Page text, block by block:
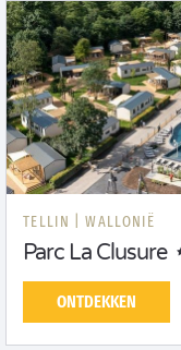
TELLIN | WALLONIË
Parc La Clusure
ONTDEKKEN